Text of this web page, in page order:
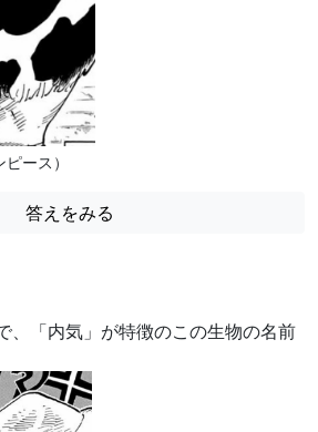
ース）
答えをみる
、「内気」が特徴のこの生物の名前